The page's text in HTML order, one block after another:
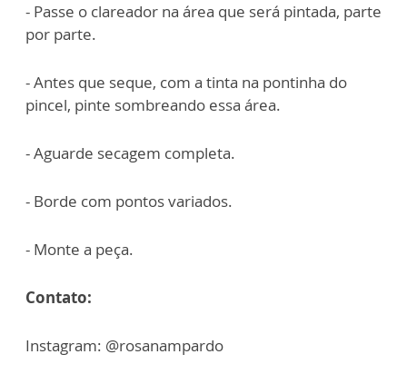
- Passe o clareador na área que será pintada, parte
por parte.
- Antes que seque, com a tinta na pontinha do
pincel, pinte sombreando essa área.
- Aguarde secagem completa.
- Borde com pontos variados.
- Monte a peça.
Contato:
Instagram: @rosanampardo